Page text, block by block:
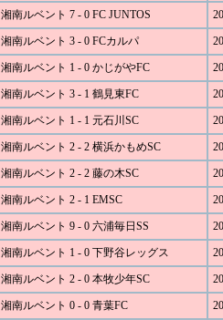
湘南ルベント 7 - 0 FC JUNTOS
湘南ルベント 3 - 0 FCカルパ
湘南ルベント 1 - 0 かじがやFC
湘南ルベント 3 - 1 鶴見東FC
湘南ルベント 1 - 1 元石川SC
湘南ルベント 2 - 2 横浜かもめSC
湘南ルベント 2 - 2 藤の木SC
湘南ルベント 2 - 1 EMSC
湘南ルベント 9 - 0 六浦毎日SS
湘南ルベント 1 - 0 下野谷レッグス
湘南ルベント 2 - 0 本牧少年SC
湘南ルベント 0 - 0 青葉FC